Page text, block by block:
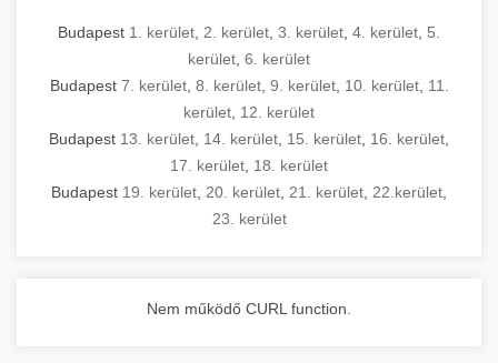
Budapest 1. kerület 2. kerület 3. kerület 4. kerület 5.
kerület 6. kerület
Budapest 7. kerület, 8. kerület, 9. kerület, 10. kerület, 11.
kerület 12. kerület
Budapest 13. kerület 14. kerület 15. kerület 16. kerület
17. kerület 18. kerület
Budapest 19. kerület 20. kerület 21. kerület 22.kerület
23. kerület
Nem működő CURL function.